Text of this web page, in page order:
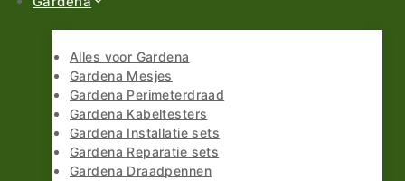
Alles voor Gardena
Gardena Mesjes
Gardena Perimeterdraad
Gardena Kabeltesters
Gardena Installatie sets
Gardena Reparatie sets
Gardena Draadpennen